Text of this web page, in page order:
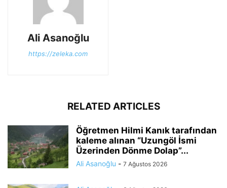
Ali Asanoğlu
https://zeleka.com
RELATED ARTICLES
Öğretmen Hilmi Kanık tarafından
kaleme alınan “Uzungöl İsmi
Üzerinden Dönme Dolap”...
Ali Asanoğlu - 7 Ağustos 2026